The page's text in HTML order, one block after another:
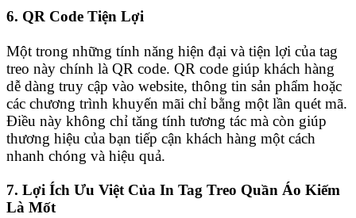
6. QR Code Tiện Lợi
Một trong những tính năng hiện đại và tiện lợi của tag
treo này chính là QR code. QR code giúp khách hàng
dễ dàng truy cập vào website, thông tin sản phẩm hoặc
các chương trình khuyến mãi chỉ bằng một lần quét mã.
Điều này không chỉ tăng tính tương tác mà còn giúp
thương hiệu của bạn tiếp cận khách hàng một cách
nhanh chóng và hiệu quả.
7. Lợi Ích Ưu Việt Của In Tag Treo Quần Áo Kiếm
Là Mốt